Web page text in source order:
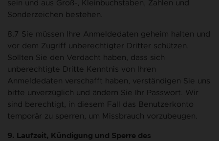
sein und aus Groß-, Kleinbuchstaben, Zahlen und
Sonderzeichen bestehen.
8.7 Sie müssen Ihre Anmeldedaten geheim halten und
vor dem Zugriff unberechtigter Dritter schützen.
Sollten Sie den Verdacht haben, dass sich
unberechtigte Dritte Kenntnis von Ihren
Anmeldedaten verschafft haben, verständigen Sie uns
bitte unverzüglich und ändern Sie Ihr Passwort. Wir
sind berechtigt, in diesem Fall das Benutzerkonto
temporär zu sperren, um Missbrauch vorzubeugen.
9. Laufzeit, Kündigung und Sperre des